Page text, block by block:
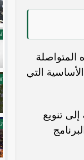
التي
مستهدفات رؤية المملكة 2030 الرامية إلى تنويع